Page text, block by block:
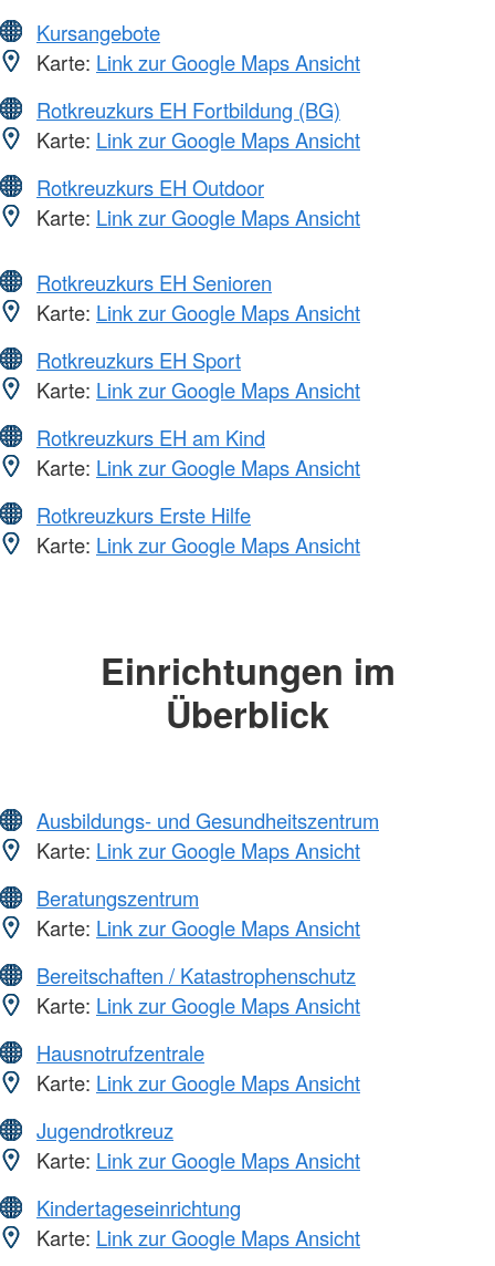
Kursangebote
Karte: Link zur Google Maps Ansicht
Rotkreuzkurs EH Fortbildung (BG)
Karte: Link zur Google Maps Ansicht
Rotkreuzkurs EH Outdoor
Karte: Link zur Google Maps Ansicht
Rotkreuzkurs EH Senioren
Karte: Link zur Google Maps Ansicht
Rotkreuzkurs EH Sport
Karte: Link zur Google Maps Ansicht
Rotkreuzkurs EH am Kind
Karte: Link zur Google Maps Ansicht
Rotkreuzkurs Erste Hilfe
Karte: Link zur Google Maps Ansicht
Einrichtungen im
Überblick
Ausbildungs- und Gesundheitszentrum
Karte: Link zur Google Maps Ansicht
Beratungszentrum
Karte: Link zur Google Maps Ansicht
Bereitschaften / Katastrophenschutz
Karte: Link zur Google Maps Ansicht
Hausnotrufzentrale
Karte: Link zur Google Maps Ansicht
Jugendrotkreuz
Karte: Link zur Google Maps Ansicht
Kindertageseinrichtung
Karte: Link zur Google Maps Ansicht